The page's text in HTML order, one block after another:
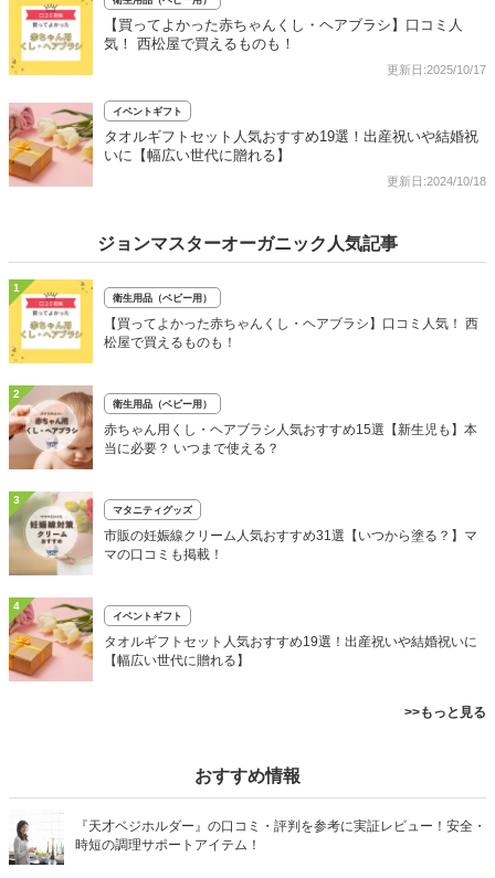
【買ってよかった赤ちゃんくし・ヘアブラシ】口コミ人
気！ 西松屋で買えるものも！
更新日:2025/10/17
イベントギフト
タオルギフトセット人気おすすめ19選！出産祝いや結婚祝
いに【幅広い世代に贈れる】
更新日:2024/10/18
ジョンマスターオーガニック人気記事
1
衛生用品（ベビー用）
【買ってよかった赤ちゃんくし・ヘアブラシ】口コミ人気！ 西
松屋で買えるものも！
2
衛生用品（ベビー用）
赤ちゃん用くし・ヘアブラシ人気おすすめ15選【新生児も】本
当に必要？ いつまで使える？
3
マタニティグッズ
市販の妊娠線クリーム人気おすすめ31選【いつから塗る？】マ
マの口コミも掲載！
4
イベントギフト
タオルギフトセット人気おすすめ19選！出産祝いや結婚祝いに
【幅広い世代に贈れる】
>>もっと見る
おすすめ情報
『天才ベジホルダー』の口コミ・評判を参考に実証レビュー！安全・
時短の調理サポートアイテム！